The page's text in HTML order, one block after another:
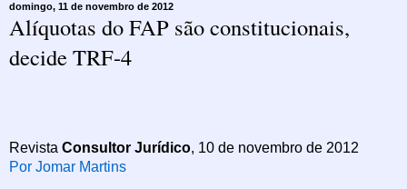
domingo, 11 de novembro de 2012
Alíquotas do FAP são constitucionais,
decide TRF-4
Revista Consultor Jurídico, 10 de novembro de 2012
Por Jomar Martins